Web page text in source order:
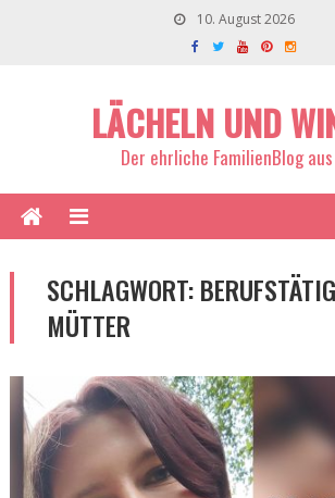
10. August 2026
LÄCHELN UND
Der ehrliche FamilienBlog
SCHLAGWORT:
MÜTTER